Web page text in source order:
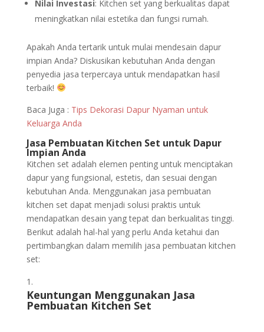
Nilai Investasi: Kitchen set yang berkualitas dapat
meningkatkan nilai estetika dan fungsi rumah.
Apakah Anda tertarik untuk mulai mendesain dapur
impian Anda? Diskusikan kebutuhan Anda dengan
penyedia jasa terpercaya untuk mendapatkan hasil
terbaik!
Baca Juga : Tips Dekorasi Dapur Nyaman untuk
Keluarga Anda
Jasa Pembuatan Kitchen Set untuk Dapur
Impian Anda
Kitchen set adalah elemen penting untuk menciptakan
dapur yang fungsional, estetis, dan sesuai dengan
kebutuhan Anda. Menggunakan jasa pembuatan
kitchen set dapat menjadi solusi praktis untuk
mendapatkan desain yang tepat dan berkualitas tinggi.
Berikut adalah hal-hal yang perlu Anda ketahui dan
pertimbangkan dalam memilih jasa pembuatan kitchen
set:
Keuntungan Menggunakan Jasa
Pembuatan Kitchen Set